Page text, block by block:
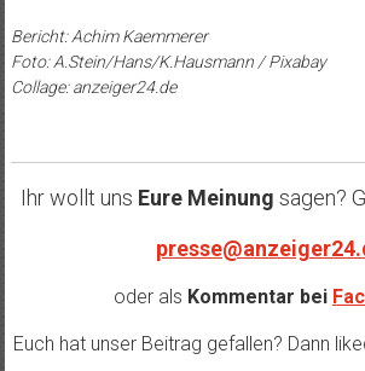
Bericht: Achim Kaemmerer
Foto: A.Stein/Hans/K.Hausmann / Pixabay
Collage: anzeiger24.de
Ihr wollt uns Eure Meinung sagen?
oder als Kommentar bei
Euch hat unser Beitrag gefallen? Dann